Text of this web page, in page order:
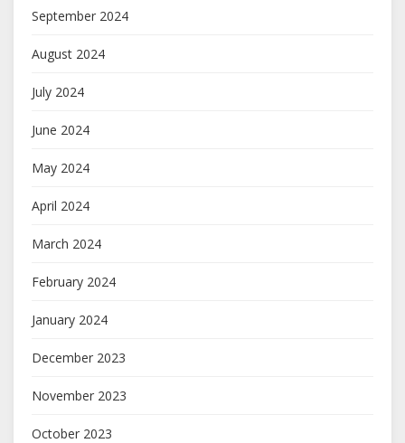
September 2024
August 2024
July 2024
June 2024
May 2024
April 2024
March 2024
February 2024
January 2024
December 2023
November 2023
October 2023